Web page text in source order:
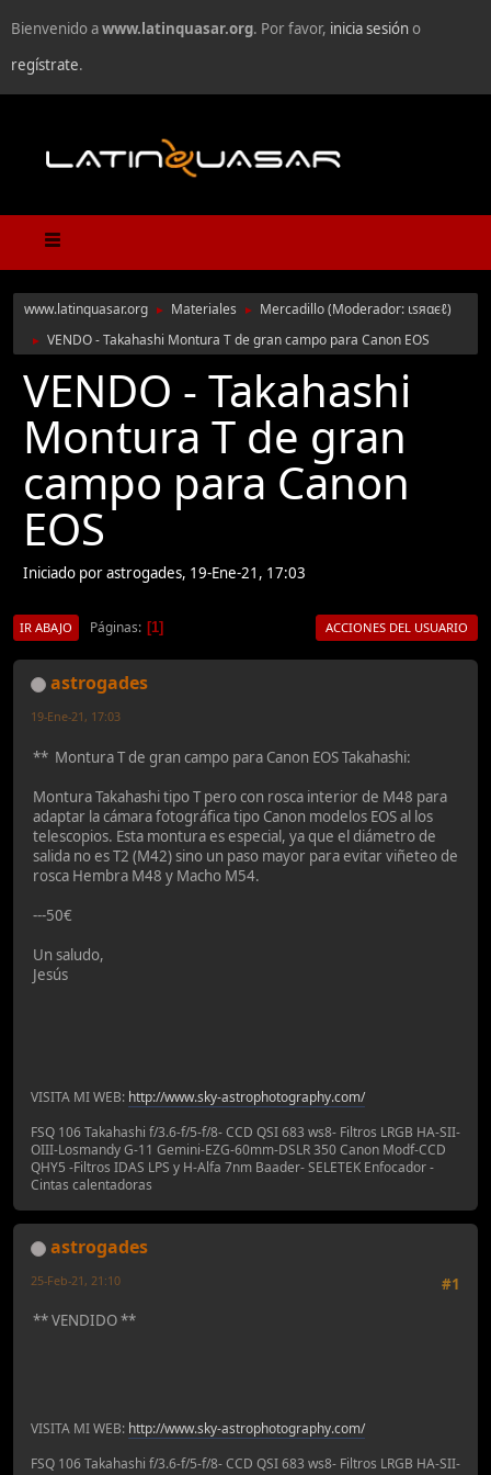
Bienvenido awww.latinquasar.org. Por favor, inicia sesióno
regístrate.
www.latinquasar.org ► Materiales ► Mercadillo(Moderador: ιѕяαєℓ)
► VENDO - Takahashi Montura T de gran campo para Canon EOS
VENDO - Takahashi
Montura T de gran
campo para Canon
EOS
Iniciado por astrogades, 19-Ene-21, 17:03
IR ABAJO Páginas 1 ACCIONES DEL USUARIO
astrogades
19-Ene-21, 17:03
** Montura T de gran campo para Canon EOS Takahashi:
Montura Takahashi tipo T pero con rosca interior de M48 para
adaptar la cámara fotográfica tipo Canon modelos EOS al los
telescopios. Esta montura es especial, ya que el diámetro de
salida no es T2 (M42) sino un paso mayor para evitar viñeteo de
rosca Hembra M48 y Macho M54.
---50€
Un saludo,
Jesús
VISITA MI WEB: http://www.sky-astrophotography.com/
FSQ 106 Takahashi f/3.6-f/5-f/8- CCD QSI 683 ws8- Filtros LRGB HA-SII-
OIII-Losmandy G-11 Gemini-EZG-60mm-DSLR 350 Canon Modf-CCD
QHY5 -Filtros IDAS LPS y H-Alfa 7nm Baader- SELETEK Enfocador -
Cintas calentadoras
astrogades
#1
25-Feb-21, 21:10
** VENDIDO **
VISITA MI WEB: http://www.sky-astrophotography.com/
FSQ 106 Takahashi f/3.6-f/5-f/8- CCD QSI 683 ws8- Filtros LRGB HA-SII-